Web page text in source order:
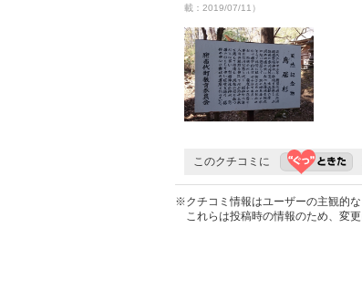
載：2019/07/11）
このクチコミに
※クチコミ情報はユーザーの主観的な
これらは投稿時の情報のため、変